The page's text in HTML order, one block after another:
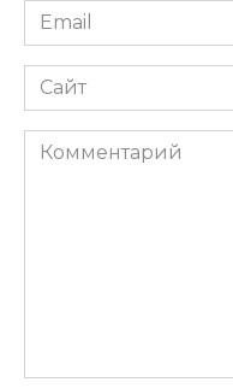
Email
Сайт
Комментарий